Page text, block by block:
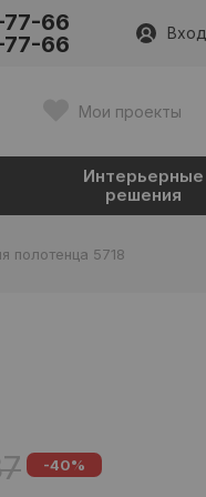
66
66 Вход
Мои проекты
Интерьерные
решения
полотенца 5718
-40%